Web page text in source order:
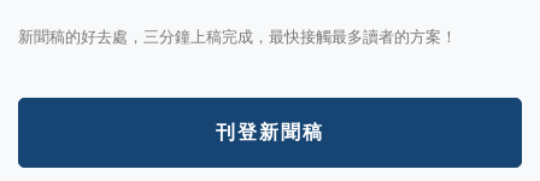
新聞稿的好去處，三分鐘上稿完成，最快接觸最多讀者的方案！
刊登新聞稿